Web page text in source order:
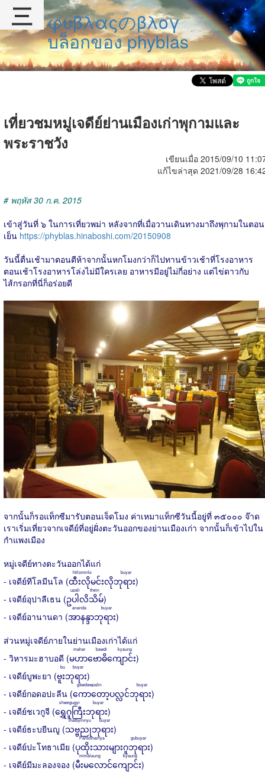
φυβλαςのβλογ
บล็อกของ phyblas
เที่ยวชมหมู่เจดีย์ย่านเมืองเก่าพุกามและ
พระราชวัง
เขียนเมื่อ 2015/09/10
แก้ไขล่าสุด 2021/09/28
# พฤหัส 30 ก.ค. 2015
เข้าสู่วันที่ ๖ ในการเที่ยวพม่า หลังจากที่เมื่อวานเดินทางมาถึงพุกามในตอน
เย็น https://phyblas.hinaboshi.com/20150908
วันนี้ตื่นเช้ามาตอนตีห้าจากนั้นหกโมงกว่าก็ไปทานข้าวเช้าที่โรงอาหาร
ตอนเช้าโรงอาหารโล่งไม่มีใครเลย อาหารมีอยู่ไม่กี่อย่าง แต่ไข่ดาวกับ
ไส้กรอกที่นี่ก็อร่อยดี
จากนั้นก็รอแท็กซีมารับตอนเจ็ดโมง ค่าเหมาแท็กซีวันนี้อยู่ที่ ๓๕๐๐๐ จ๊าด
เราเริ่มเที่ยวจากเจดีย์ที่อยู่ฝั่งตะวันออกของย่านเมืองเก่า จากนั้นก็เข้าไปใน
กำแพงเมือง
หมู่เจดีย์ทางตะวันออกได้แก่
- เจดีย์ทีโลมีนโล (ထီးလိုမင်းလိုဘုရား
htilominlo buyar
)
- เจดีย์อุปาลีเธน (ဥပါလိသိမ်
upali thein
)
- เจดีย์อานานดา (အာနန္ဒာဘုရား
ananda buyar
)
ส่วนหมู่เจดีย์ภายในย่านเมืองเก่าได้แก่
- วิหารมะฮาบอดี (မဟာဗောဓိကျောင်း
mahar bawdi kyaung
)
- เจดีย์บูพะยา (ဗူးဘုရား
bu buyar
)
- เจดีย์กอดอปะลีน (ကောတော့ပလ္လင်ဘုရား
gawdawpalin buyar
)
- เจดีย์ชเวกูจี (ရွှေဂူကြီးဘုရား
shwegugyi buyar
)
- เจดีย์ธะบยีนญู (သဗ္ဗညုဘုရား
thatbyinnyu buyar
)
- เจดีย์ปะโทธาเมีย (ပုထိုးသားများဂူဘုရား
Pahtothamya gubuyar
)
- เจดีย์มีมะลองจอง (မီးမလောင်ကျောင်း
mimalaung kyaung
)
三